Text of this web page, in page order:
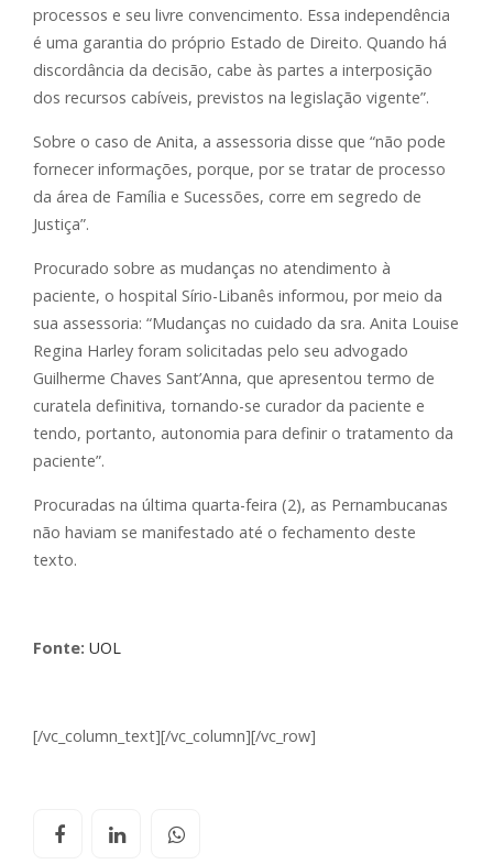
processos e seu livre convencimento. Essa independência
é uma garantia do próprio Estado de Direito. Quando há
discordância da decisão, cabe às partes a interposição
dos recursos cabíveis, previstos na legislação vigente”.
Sobre o caso de Anita, a assessoria disse que “não pode
fornecer informações, porque, por se tratar de processo
da área de Família e Sucessões, corre em segredo de
Justiça”.
Procurado sobre as mudanças no atendimento à
paciente, o hospital Sírio-Libanês informou, por meio da
sua assessoria: “Mudanças no cuidado da sra. Anita Louise
Regina Harley foram solicitadas pelo seu advogado
Guilherme Chaves Sant’Anna, que apresentou termo de
curatela definitiva, tornando-se curador da paciente e
tendo, portanto, autonomia para definir o tratamento da
paciente”.
Procuradas na última quarta-feira (2), as Pernambucanas
não haviam se manifestado até o fechamento deste
texto.
Fonte: UOL
[/vc_column_text][/vc_column][/vc_row]